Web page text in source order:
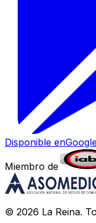
Disponible en
Miembro de
© 2026 La Reina.